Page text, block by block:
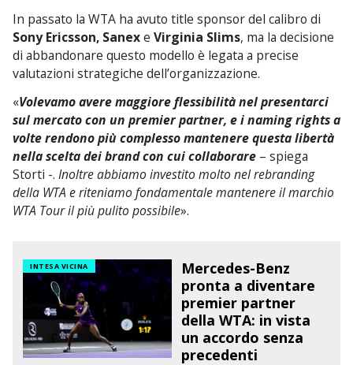
In passato la WTA ha avuto title sponsor del calibro di
Sony Ericsson, Sanexe Virginia Slims, ma la decisione
di abbandonare questo modello è legata a precise
valutazioni strategiche dell’organizzazione.
«Volevamo avere maggiore flessibilità nel presentarci
sul mercato con un premier partner, e i naming rights a
volte rendono più complesso mantenere questa libertà
nella scelta dei brand con cui collaborare– spiega
Storti -. Inoltre abbiamo investito molto nel rebranding
della WTA e riteniamo fondamentale mantenere il marchio
WTA Tour il più pulito possibile».
INTESA VICINA
Mercedes-Benz
pronta a diventare
premier partner
della WTA: in vista
un accordo senza
precedenti